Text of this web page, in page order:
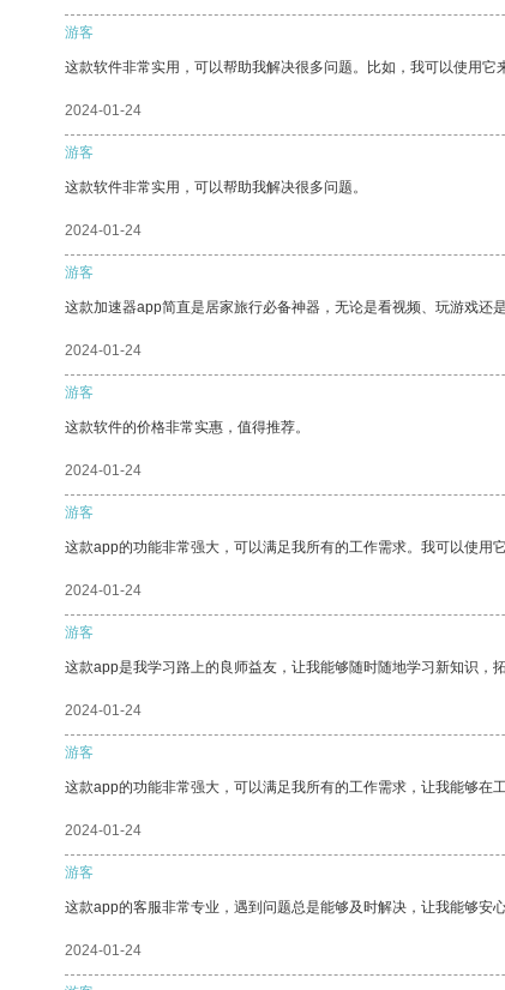
游客
这款软件非常实用，可以帮助我解决很多问题。比如，我可以使用它
2024-01-24
游客
这款软件非常实用，可以帮助我解决很多问题。
2024-01-24
游客
这款加速器app简直是居家旅行必备神器，无论是看视频、玩游戏还
2024-01-24
游客
这款软件的价格非常实惠，值得推荐。
2024-01-24
游客
这款app的功能非常强大，可以满足我所有的工作需求。我可以使用
2024-01-24
游客
这款app是我学习路上的良师益友，让我能够随时随地学习新知识，拓
2024-01-24
游客
这款app的功能非常强大，可以满足我所有的工作需求，让我能够在工
2024-01-24
游客
这款app的客服非常专业，遇到问题总是能够及时解决，让我能够安心
2024-01-24